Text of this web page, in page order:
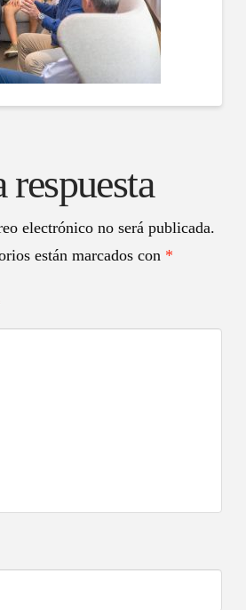
electrónico no será publicada.
están marcados con *